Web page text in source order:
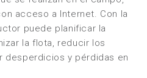
acceso a Internet. Con la
puede planificar la
la flota, reducir los
desperdicios y pérdidas en